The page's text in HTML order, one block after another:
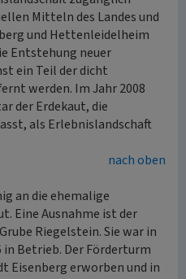
Mitteln des Landes und
und Hettenleidelheim
Entstehung neuer
ein Teil der dicht
werden. Im Jahr 2008
der Erdekaut, die
als Erlebnislandschaft
nach oben
an die ehemalige
Eine Ausnahme ist der
Riegelstein. Sie war in
in Betrieb. Der Förderturm
Eisenberg erworben und in